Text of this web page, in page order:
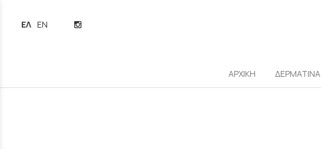
ΕΛΛΗΝΙΚΆ
ENGLISH
ΑΡΧΙΚΗ ΔΕΡΜΑΤΙΝΑ